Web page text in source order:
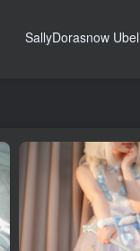
SallyDorasnow